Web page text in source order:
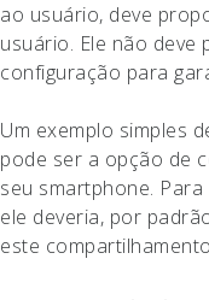
ao usuário, deve
usuário. Ele não deve
configuração para
Um exemplo simples
pode ser a opção de
seu smartphone.
ele deveria, por
este